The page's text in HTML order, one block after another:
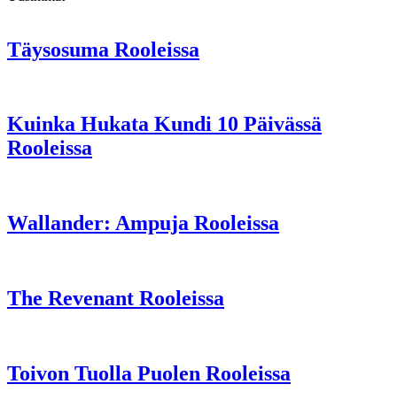
Täysosuma Rooleissa
Kuinka Hukata Kundi 10 Päivässä
Rooleissa
Wallander: Ampuja Rooleissa
The Revenant Rooleissa
Toivon Tuolla Puolen Rooleissa